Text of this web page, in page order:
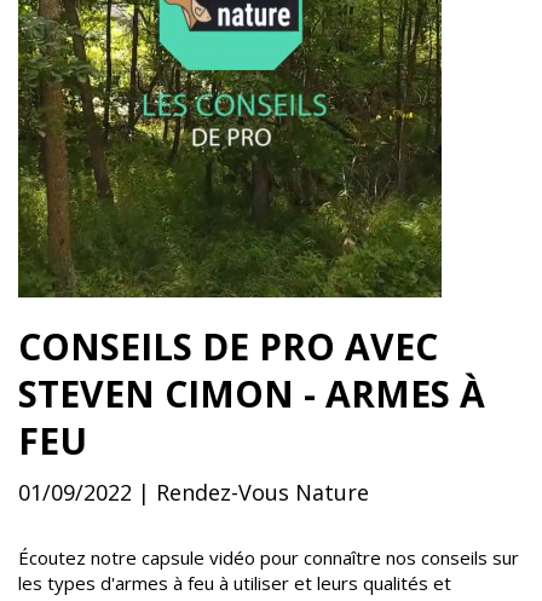
CONSEILS DE PRO AVEC
STEVEN CIMON - ARMES À
FEU
01/09/2022 | Rendez-Vous Nature
Écoutez notre capsule vidéo pour connaître nos conseils sur
les types d'armes à feu à utiliser et leurs qualités et